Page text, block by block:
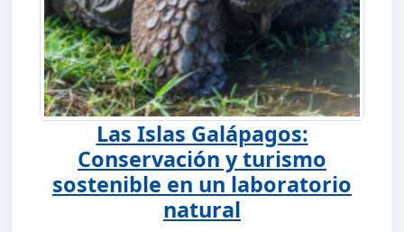
Las Islas Galápagos:
Conservación y turismo
sostenible en un laboratorio
natural